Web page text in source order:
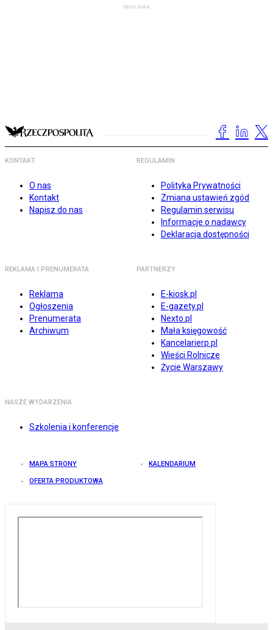
KONTAKT
O nas
Kontakt
Napisz do nas
REGULAMIN
Polityka Prywatności
Zmiana ustawień zgód
Regulamin serwisu
Informacje o nadawcy
Deklaracja dostępności
REKLAMA I PRENUMERATA
Reklama
Ogłoszenia
Prenumerata
Archiwum
PARTNERZY
E-kiosk.pl
E-gazety.pl
Nexto.pl
Mała księgowość
Kancelarierp.pl
Wieści Rolnicze
Życie Warszawy
NASZE WYDARZENIA
Szkolenia i konferencje
MAPA STRONY KALENDARIUM
OFERTA PRODUKTOWA